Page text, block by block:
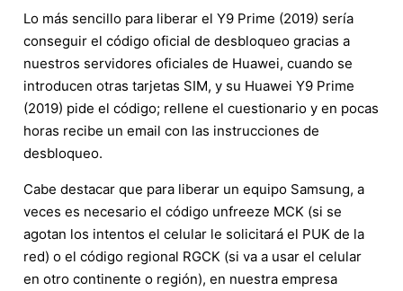
Lo más sencillo para liberar el Y9 Prime (2019) sería
conseguir el código oficial de desbloqueo gracias a
nuestros servidores oficiales de Huawei, cuando se
introducen otras tarjetas SIM, y su Huawei Y9 Prime
(2019) pide el código; rellene el cuestionario y en pocas
horas recibe un email con las instrucciones de
desbloqueo.
Cabe destacar que para liberar un equipo Samsung, a
veces es necesario el código unfreeze MCK (si se
agotan los intentos el celular le solicitará el PUK de la
red) o el código regional RGCK (si va a usar el celular
en otro continente o región), en nuestra empresa